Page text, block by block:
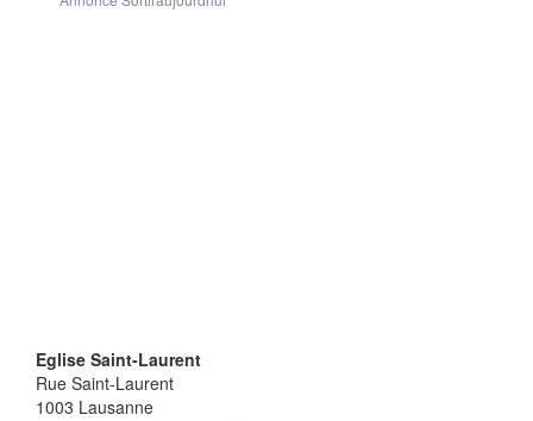
Eglise Saint-Laurent
Rue Saint-Laurent
1003 Lausanne